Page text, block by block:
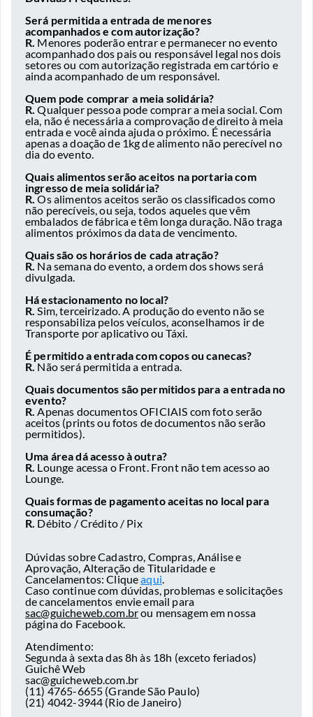
Será permitida a entrada de menores
acompanhados e com autorização?
R. Menores poderão entrar e permanecer no evento
acompanhado dos pais ou responsável legal nos dois
setores ou com autorização registrada em cartório e
ainda acompanhado de um responsável.
Quem pode comprar a meia solidária?
R. Qualquer pessoa pode comprar a meia social. Com
ela, não é necessária a comprovação de direito à meia
entrada e você ainda ajuda o próximo. É necessária
apenas a doação de 1kg de alimento não perecível no
dia do evento.
Quais alimentos serão aceitos na portaria com
ingresso de meia solidária?
R.Os alimentos aceitos serão os classificados como
não perecíveis, ou seja, todos aqueles que vêm
embalados de fábrica e têm longa duração. Não traga
alimentos próximos da data de vencimento.
Quais são os horários de cada atração?
R. Na semana do evento, a ordem dos shows será
divulgada.
Há estacionamento no local?
R. Sim, terceirizado. A produção do evento não se
responsabiliza pelos veículos, aconselhamos ir de
Transporte por aplicativo ou Táxi.
É permitido a entrada com copos ou canecas?
R.Não será permitida a entrada.
Quais documentos são permitidos para a entrada no
evento?
R. Apenas documentos OFICIAIS com foto serão
aceitos (prints ou fotos de documentos não serão
permitidos).
Uma área dá acesso à outra?
R. Lounge acessa o Front. Front não tem acesso ao
Lounge.
Quais formas de pagamento aceitas no local para
consumação?
R. Débito / Crédito / Pix
Dúvidas sobre Cadastro, Compras, Análise e
Aprovação, Alteração de Titularidade e
Cancelamentos: Cliqueaqui.
Caso continue com dúvidas, problemas e solicitações
de cancelamentos envie email para
sac@guicheweb.com.brou mensagem em nossa
página do Facebook.
Atendimento:
Segunda à sexta das 8h às 18h (exceto feriados)
Guichê Web
sac@guicheweb.com.br
(11) 4765-6655 (Grande São Paulo)
(21) 4042-3944 (Rio de Janeiro)